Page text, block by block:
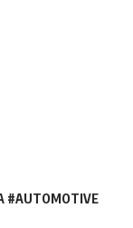
#AUTOMOTIVE